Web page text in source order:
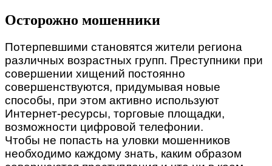
Осторожно мошенники
Потерпевшими становятся жители региона
различных возрастных групп. Преступники при
совершении хищений постоянно
совершенствуются, придумывая новые
способы, при этом активно используют
Интернет-ресурсы, торговые площадки,
возможности цифровой телефонии.
Чтобы не попасть на уловки мошенников
необходимо каждому знать, каким образом